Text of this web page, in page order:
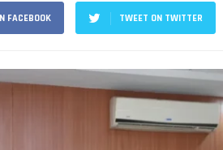
FACEBOOK TWEET ON TWITTER